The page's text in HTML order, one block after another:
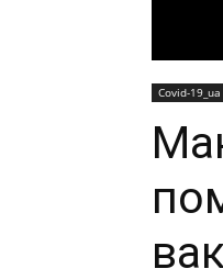
Covid-19_ua